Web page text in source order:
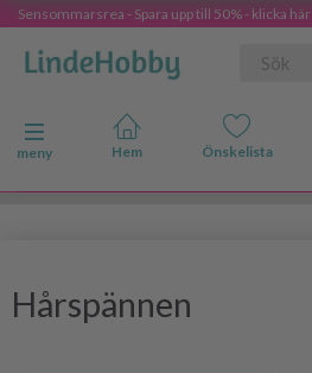
Sensommarsrea - Spara upp till 50% - klicka här
Ändra navigering
meny
Hårspännen